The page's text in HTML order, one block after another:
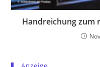
Handreichung zum